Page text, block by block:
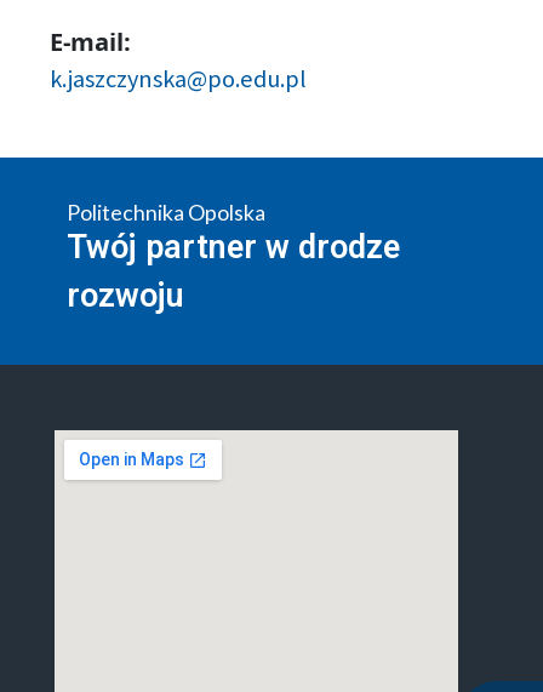
E-mail:
k.jaszczynska@po.edu.pl
Politechnika Opolska
Twój partner w drodze
rozwoju